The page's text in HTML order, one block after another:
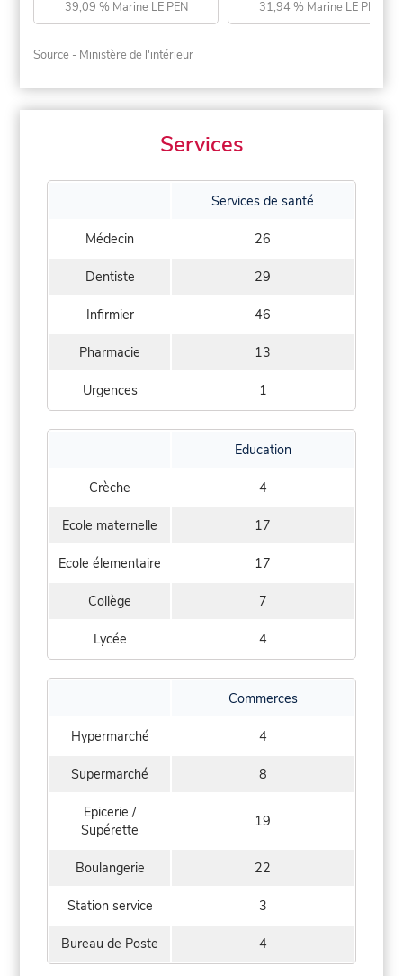
39,09 % Marine LE PEN 31,94 % Marine LE PEN
Source - Ministère de l'intérieur
Services
Services de santé
Médecin 26
Dentiste 29
Infirmier 46
Pharmacie 13
Urgences 1
Education
Crèche 4
Ecole maternelle 17
Ecole élementaire 17
Collège 7
Lycée 4
Commerces
Hypermarché 4
Supermarché 8
Epicerie /
Supérette
19
Boulangerie 22
Station service 3
Bureau de Poste 4